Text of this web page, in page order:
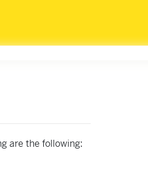
are the following: